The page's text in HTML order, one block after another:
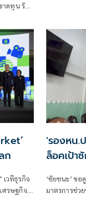
าดทุน รัฐ
ก
วทีธุรกิจ
ศรษฐกิจ
'รองหน.
ล็อคเป้า
ชาวสวน
‘ชัยชนะ’ ข
มาตรการช่ว